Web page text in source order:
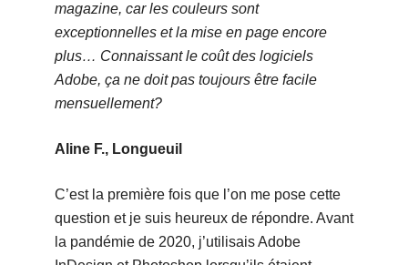
magazine, car les couleurs sont
exceptionnelles et la mise en page encore
plus… Connaissant le coût des logiciels
Adobe, ça ne doit pas toujours être facile
mensuellement?
Aline F., Longueuil
C’est la première fois que l’on me pose cette
question et je suis heureux de répondre. Avant
la pandémie de 2020, j’utilisais Adobe